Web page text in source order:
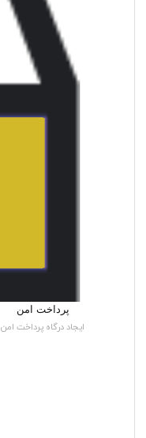
پرداخت امن
ایجاد درگاه پرداخت امن